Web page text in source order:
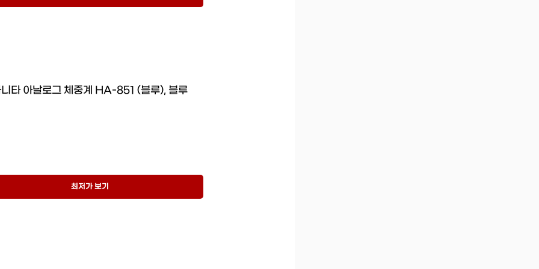
타 아날로그 체중계 HA-851 (블루), 블루
최저가 보기